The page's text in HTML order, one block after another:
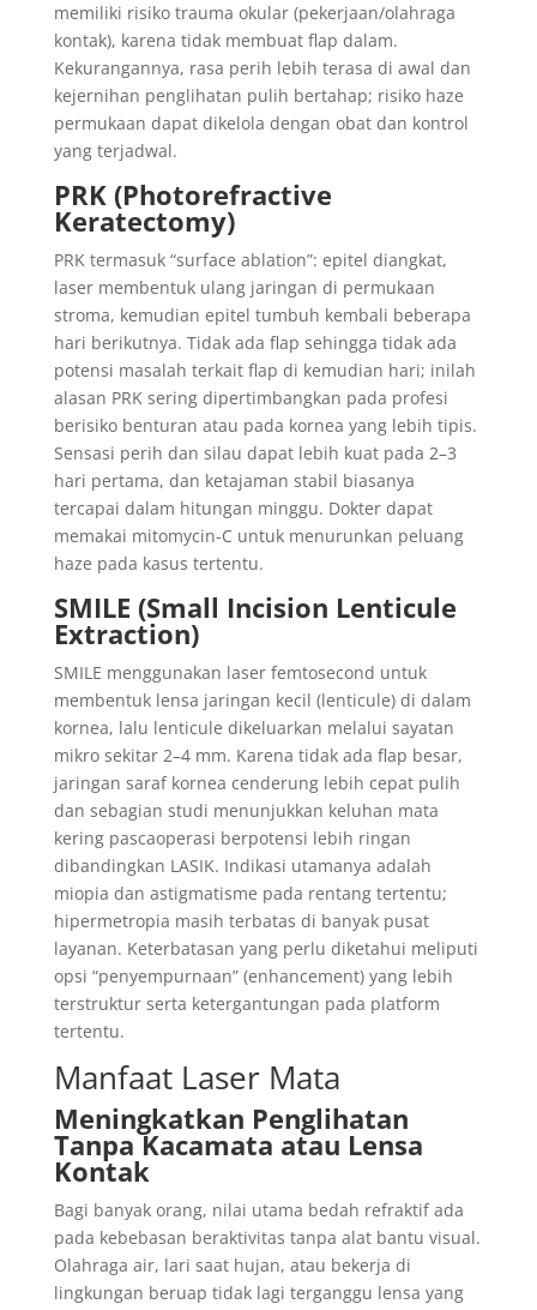
memiliki risiko trauma okular (pekerjaan/olahraga
kontak), karena tidak membuat flap dalam.
Kekurangannya, rasa perih lebih terasa di awal dan
kejernihan penglihatan pulih bertahap; risiko haze
permukaan dapat dikelola dengan obat dan kontrol
yang terjadwal.
PRK (Photorefractive
Keratectomy)
PRK termasuk “surface ablation”: epitel diangkat,
laser membentuk ulang jaringan di permukaan
stroma, kemudian epitel tumbuh kembali beberapa
hari berikutnya. Tidak ada flap sehingga tidak ada
potensi masalah terkait flap di kemudian hari; inilah
alasan PRK sering dipertimbangkan pada profesi
berisiko benturan atau pada kornea yang lebih tipis.
Sensasi perih dan silau dapat lebih kuat pada 2–3
hari pertama, dan ketajaman stabil biasanya
tercapai dalam hitungan minggu. Dokter dapat
memakai mitomycin-C untuk menurunkan peluang
haze pada kasus tertentu.
SMILE (Small Incision Lenticule
Extraction)
SMILE menggunakan laser femtosecond untuk
membentuk lensa jaringan kecil (lenticule) di dalam
kornea, lalu lenticule dikeluarkan melalui sayatan
mikro sekitar 2–4 mm. Karena tidak ada flap besar,
jaringan saraf kornea cenderung lebih cepat pulih
dan sebagian studi menunjukkan keluhan mata
kering pascaoperasi berpotensi lebih ringan
dibandingkan LASIK. Indikasi utamanya adalah
miopia dan astigmatisme pada rentang tertentu;
hipermetropia masih terbatas di banyak pusat
layanan. Keterbatasan yang perlu diketahui meliputi
opsi “penyempurnaan” (enhancement) yang lebih
terstruktur serta ketergantungan pada platform
tertentu.
Manfaat Laser Mata
Meningkatkan Penglihatan
Tanpa Kacamata atau Lensa
Kontak
Bagi banyak orang, nilai utama bedah refraktif ada
pada kebebasan beraktivitas tanpa alat bantu visual.
Olahraga air, lari saat hujan, atau bekerja di
lingkungan beruap tidak lagi terganggu lensa yang